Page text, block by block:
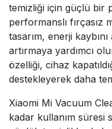
temizliği için güçlü bir
performanslı fırçasız
tasarım, enerji
artırmaya yardımcı
özelliği, cihaz
destekleyerek daha
Xiaomi Mi Vacuum
kadar kullanım süresi